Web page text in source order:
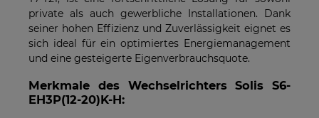
private als auch gewerbliche Installationen. Dank
seiner hohen Effizienz und Zuverlässigkeit eignet es
sich ideal für ein optimiertes Energiemanagement
und eine gesteigerte Eigenverbrauchsquote.
Merkmale des Wechselrichters Solis S6-
EH3P(12-20)K-H: